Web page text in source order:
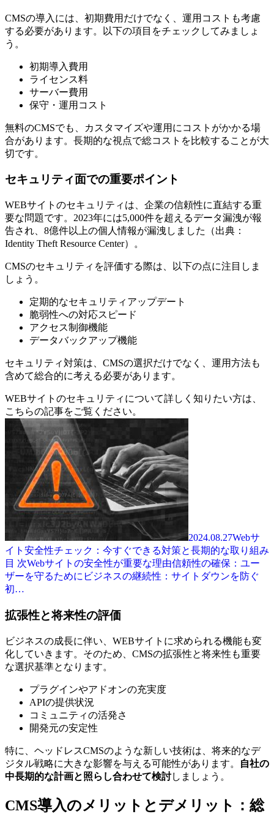
CMSの導入には、初期費用だけでなく、運用コストも考慮
する必要があります。以下の項目をチェックしてみましょ
う。
初期導入費用
ライセンス料
サーバー費用
保守・運用コスト
無料のCMSでも、カスタマイズや運用にコストがかかる場
合があります。長期的な視点で総コストを比較することが大
切です。
セキュリティ面での重要ポイント
WEBサイトのセキュリティは、企業の信頼性に直結する重
要な問題です。2023年には5,000件を超えるデータ漏洩が報
告され、8億件以上の個人情報が漏洩しました（出典：
Identity Theft Resource Center）。
CMSのセキュリティを評価する際は、以下の点に注目しま
しょう。
定期的なセキュリティアップデート
脆弱性への対応スピード
アクセス制御機能
データバックアップ機能
セキュリティ対策は、CMSの選択だけでなく、運用方法も
含めて総合的に考える必要があります。
WEBサイトのセキュリティについて詳しく知りたい方は、
こちらの記事をご覧ください。
2024.08.27Webサ
イト安全性チェック：今すぐできる対策と長期的な取り組み
目 次Webサイトの安全性が重要な理由信頼性の確保：ユー
ザーを守るためにビジネスの継続性：サイトダウンを防ぐ
初…
拡張性と将来性の評価
ビジネスの成長に伴い、WEBサイトに求められる機能も変
化していきます。そのため、CMSの拡張性と将来性も重要
な選択基準となります。
プラグインやアドオンの充実度
APIの提供状況
コミュニティの活発さ
開発元の安定性
特に、ヘッドレスCMSのような新しい技術は、将来的なデ
ジタル戦略に大きな影響を与える可能性があります。
自社の
中長期的な計画と照らし合わせて検討しましょう。
CMS導入のメリットとデメリット：総